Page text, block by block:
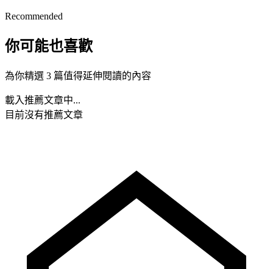
Recommended
你可能也喜歡
為你精選 3 篇值得延伸閱讀的內容
載入推薦文章中...
目前沒有推薦文章